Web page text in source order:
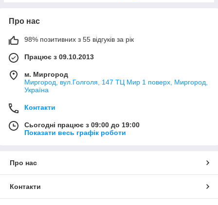
Про нас
98% позитивних з 55 відгуків за рік
Працює з 09.10.2013
м. Миргород
Миргород, вул.Голголя, 147 ТЦ Мир 1 поверх, Миргород,
Україна
Контакти
Сьогодні працює з 09:00 до 19:00
Показати весь графік роботи
Про нас
Контакти